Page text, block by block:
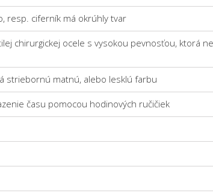
resp. ciferník má okrúhly tvar
chirurgickej ocele s vysokou pevnosťou, ktorá
striebornú matnú, alebo lesklú farbu
času pomocou hodinových ručičiek